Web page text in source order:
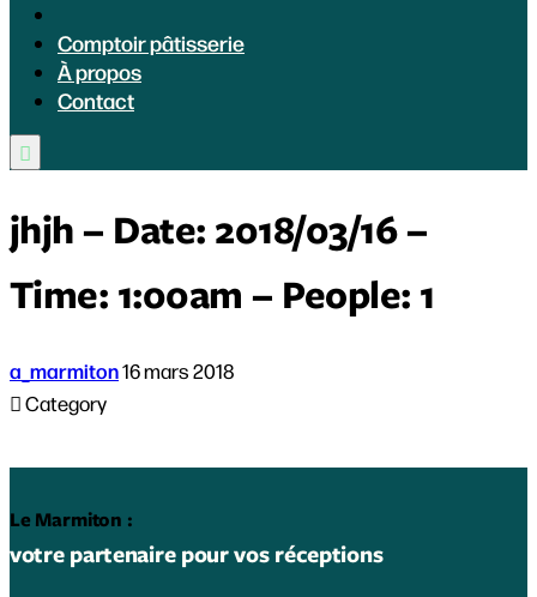
Comptoir pâtisserie
À propos
Contact

jhjh – Date: 2018/03/16 –
Time: 1:00am – People: 1
a_marmiton16 mars 2018
Category
Le Marmiton :
votre partenaire pour vos réceptions